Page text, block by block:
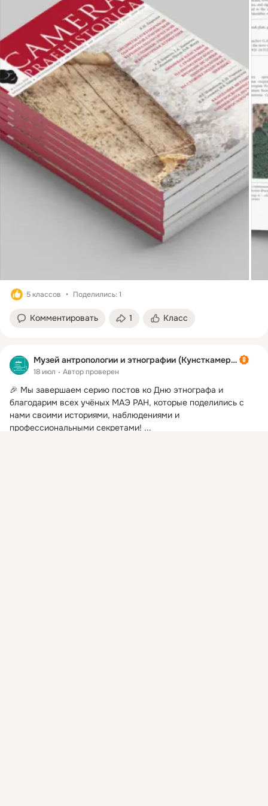
захоронении культуры шнуровой керамики в Понеманье.
Отдельный блок номера посвящён Восточной Европе эпохи
верхнего палеолита: пересмотру культурно
5 классов Поделились: 1
Комментировать 1 Класс
Музей антропологии и этнографии (Кунсткамера)
18 июл Автор проверен
🎉 Мы завершаем серию постов ко Дню этнографа и
благодарим всех учёных МАЭ РАН, которые поделились с
нами своими историями, наблюдениями и
профессиональными секретами! ...